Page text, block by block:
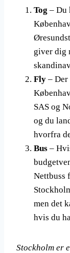
Tog – Du
giver dig
Fly –
SAS og
og du
hvorfra
Bus –
Nettbuss
men det
hvis du
Stockholm er